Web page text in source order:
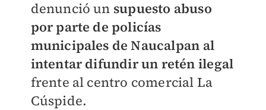
denunció un supuesto abuso
por parte de policías
municipales de Naucalpan al
intentar difundir un retén ilegal
frente al centro comercial La
Cúspide.